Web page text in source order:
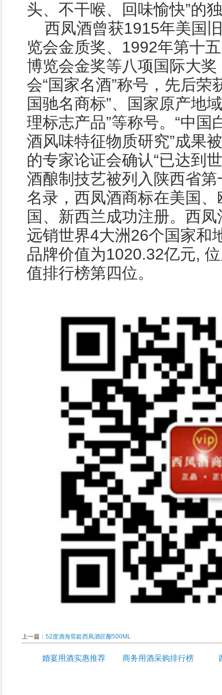
头、不干喉、回味愉快”的
西凤酒曾获1915年美国
览会金质奖、1992年第十
博览会金奖等八项国际大
会“国家名酒”称号，先后荣
国驰名商标”、国家原产地
理标志产品”等称号。“中
酒风味特征物质研究”成果
的专家论证会确认“已达到
酒酿制技艺被列入陕西省
名录，西凤酒商标在美国
国、新西兰成功注册。西
远销世界4大洲26个国家和
品牌价值为1020.32亿元,
值排行榜第四位。
上一篇： 52度酒海窖龄西凤酒匠酿500ML
婚宴用酒实惠推荐 商务用酒采购排行榜